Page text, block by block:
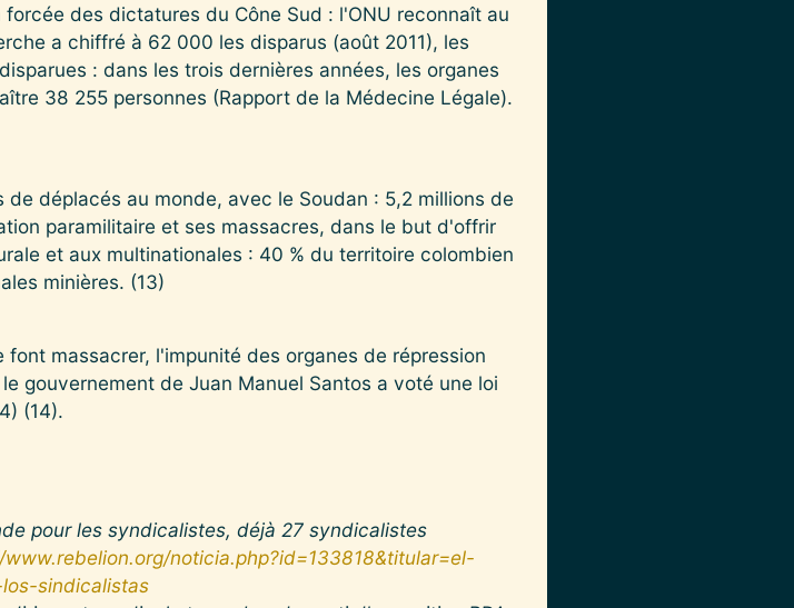
des dictatures du Cône Sud : l'ONU reconnaît au
a chiffré à 62 000 les disparus (août 2011), les
: dans les trois dernières années, les organes
38 255 personnes (Rapport de la Médecine Légale).
déplacés au monde, avec le Soudan : 5,2 millions de
paramilitaire et ses massacres, dans le but d'offrir
et aux multinationales : 40 % du territoire colombien
minières. (13)
massacrer, l'impunité des organes de répression
gouvernement de Juan Manuel Santos a voté une loi
(14).
pour les syndicalistes, déjà 27 syndicalistes
noticia.php?id=133818&titular=el-
sindicalistas